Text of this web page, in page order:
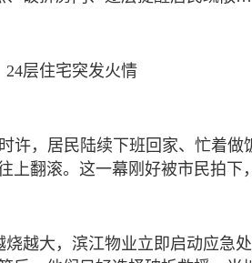
24层住宅突发火情
许，居民陆续下班回家、忙着
上翻滚。这一幕刚好被市民拍
烧越大，滨江物业立即启动应急